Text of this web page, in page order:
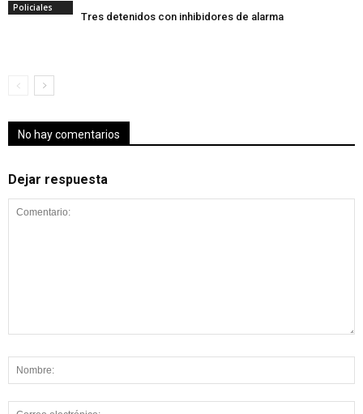
Policiales
Tres detenidos con inhibidores de alarma
No hay comentarios
Dejar respuesta